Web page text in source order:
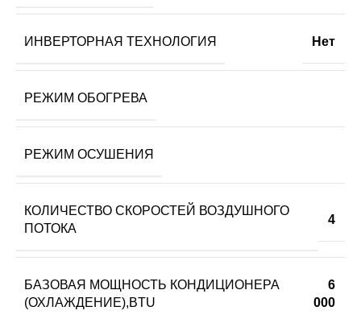
ИНВЕРТОРНАЯ ТЕХНОЛОГИЯ Нет
РЕЖИМ ОБОГРЕВА
РЕЖИМ ОСУШЕНИЯ
КОЛИЧЕСТВО СКОРОСТЕЙ ВОЗДУШНОГО
ПОТОКА
4
БАЗОВАЯ МОЩНОСТЬ КОНДИЦИОНЕРА
(ОХЛАЖДЕНИЕ),BTU
6
000